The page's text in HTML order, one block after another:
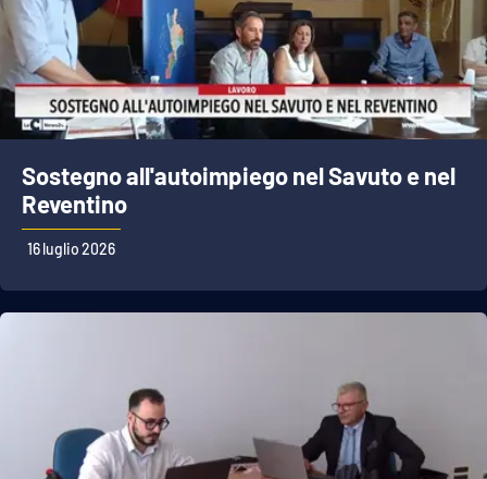
Sostegno all'autoimpiego nel Savuto e nel
Reventino
16 luglio 2026